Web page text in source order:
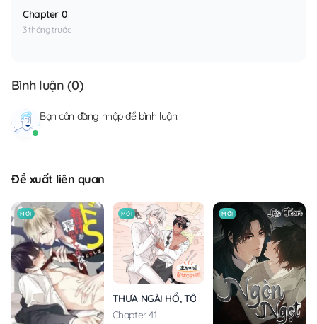
Chapter 0
3 tháng trước
Bình luận (0)
Bạn cần đăng nhậpđể bình luận.
Đề xuất liên quan
MỚI MỚI
THƯA NGÀI HỔ, TÔI ĐÃ ĂN RẤT NGON MIỆNG
Chapter 41
MỚI